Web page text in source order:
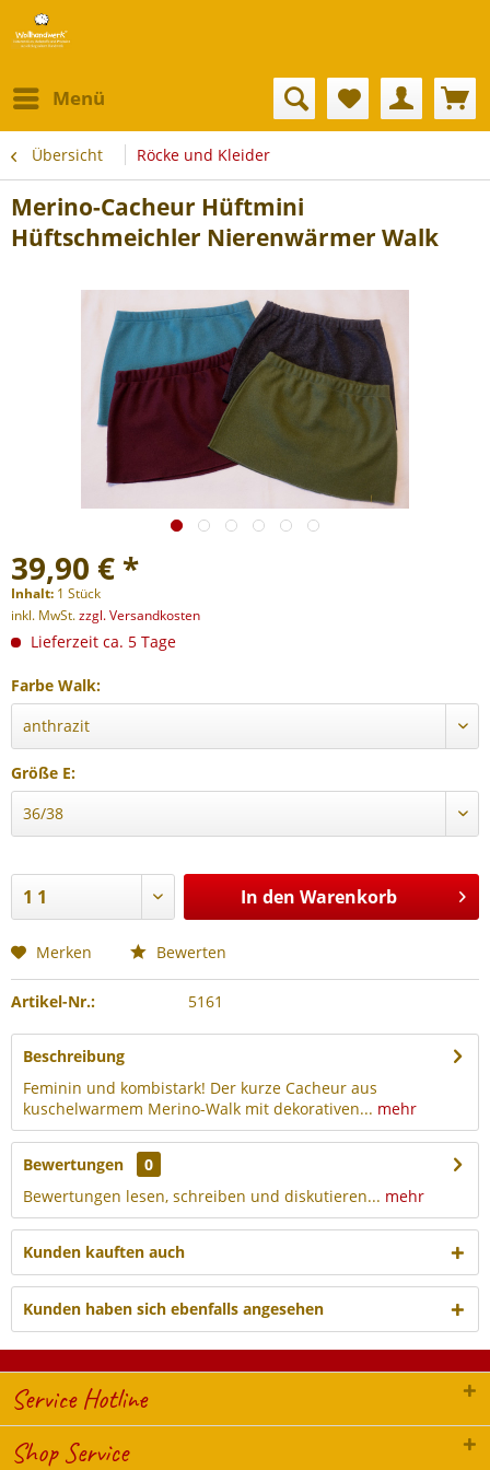
Menü
Übersicht Röcke und Kleider
Merino-Cacheur Hüftmini
Hüftschmeichler Nierenwärmer Walk
39,90 € *
Inhalt: 1 Stück
inkl. MwSt.zzgl. Versandkosten
Lieferzeit ca. 5 Tage
Farbe Walk:
Größe E:
In den Warenkorb
Merken Bewerten
Artikel-Nr.: 5161
Beschreibung
Feminin und kombistark! Der kurze Cacheur aus
kuschelwarmem Merino-Walk mit dekorativen... mehr
Bewertungen
0
Bewertungen lesen, schreiben und diskutieren... mehr
Kunden kauften auch
Kunden haben sich ebenfalls angesehen
Service Hotline
Shop Service